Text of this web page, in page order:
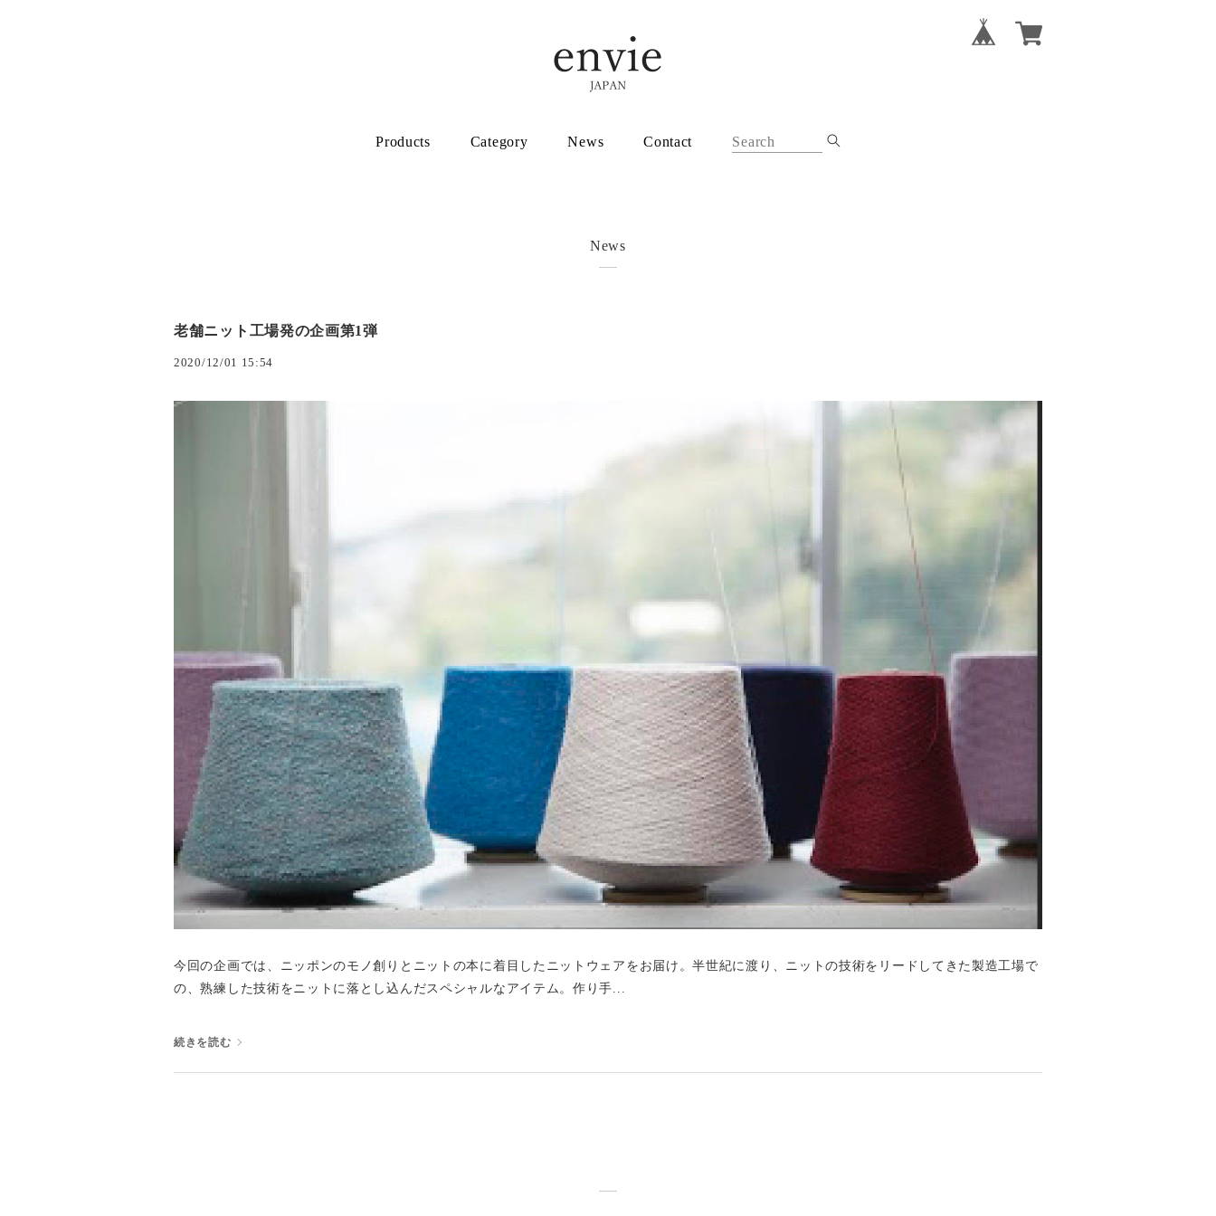
Products Category News Contact
News
老舗ニット工場発の企画第1弾
2020/12/01 15:54
今回の企画では、ニッポンのモノ創りとニットの本に着目したニットウェアをお届け。半世紀に渡り、ニットの技術をリードしてきた製造工場で
の、熟練した技術をニットに落とし込んだスペシャルなアイテム。作り手...
続きを読む